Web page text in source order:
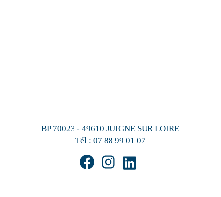
BP 70023 - 49610 JUIGNE SUR LOIRE
Tél : 07 88 99 01 07